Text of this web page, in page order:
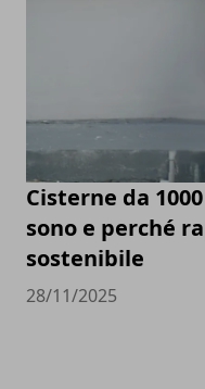
Cisterne da
sono e perché
sostenibile
28/11/2025